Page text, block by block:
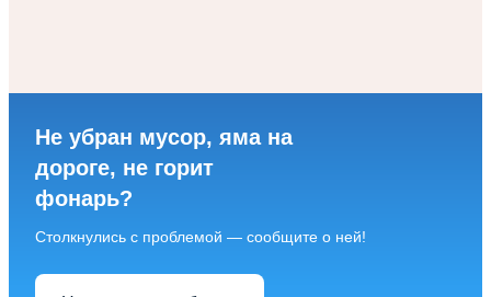
Не убран мусор, яма на
дороге, не горит
фонарь?
Столкнулись с проблемой — сообщите о ней!